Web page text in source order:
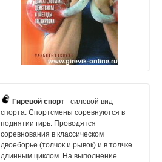
Гиревой спорт - силовой вид
спорта. Спортсмены соревнуются в
поднятии гирь. Проводятся
соревнования в классическом
двоеборье (толчок и рывок) и в толчке
длинным циклом. На выполнение